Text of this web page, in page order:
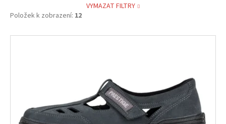
VYMAZAT FILTRY
Položek k zobrazení: 12